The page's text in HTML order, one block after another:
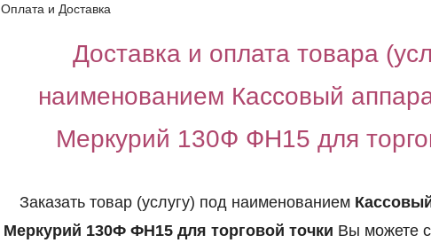
Оплата и Доставка
Доставка и оплата товара
наименованием Кассовый
Меркурий 130Ф ФН15 для
Заказать товар (услугу) под наименованием
Меркурий 130Ф ФН15 для торговой точки Вы можете